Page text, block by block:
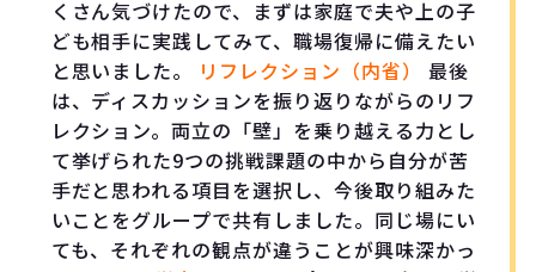
くさん気づけたので、まずは家庭で夫や上の子
ども相手に実践してみて、職場復帰に備えたい
と思いました。
リフレクション（内省） 最後
は、ディスカッションを振り返りながらのリフ
レクション。両立の「壁」を乗り越える力とし
て挙げられた9つの挑戦課題の中から自分が苦
手だと思われる項目を選択し、今後取り組みた
いことをグループで共有しました。同じ場にい
ても、それぞれの観点が違うことが興味深かっ